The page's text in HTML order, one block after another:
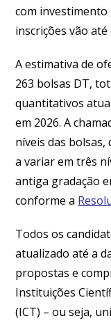
com investimento
inscrições vão
A estimativa de
263 bolsas DT,
quantitativos
em 2026. A
níveis das bolsas,
a variar em três
antiga gradação
conforme a
Todos os
atualizado até a
propostas e
Instituições
(ICT) – ou seja,